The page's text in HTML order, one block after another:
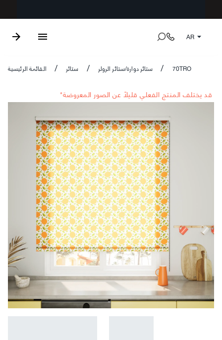
AR
القائمة الرئيسية / ستائر / ستائر دوارة/ستائر الرولر / 70TRO
*قد يختلف المنتج الفعلي قليلاً عن الصور المعروضة